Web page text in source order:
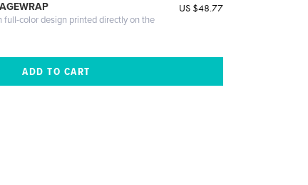
full-color design printed directly on the
US $48.77